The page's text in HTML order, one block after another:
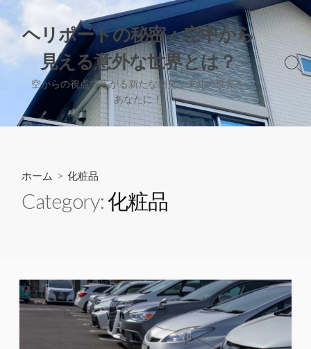
ン
ン
キ
ヘリポートの秘密：空中から
見える意外な世界とは？
空からの視点で広がる新たな発見、未知の世界を
あなたに！
検
索
切
り
ホーム > 化粧品
Category:化粧品